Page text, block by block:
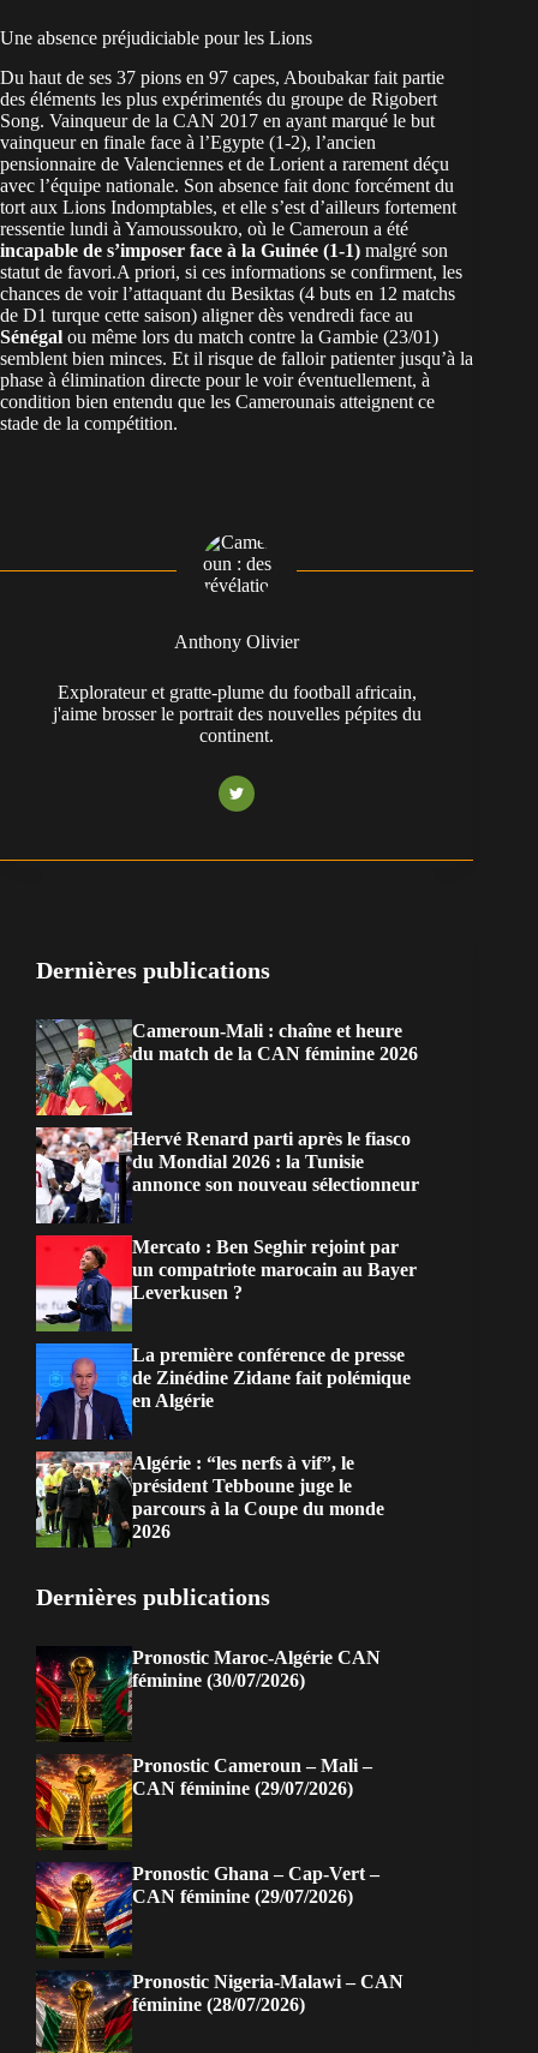
Une absence préjudiciable pour les Lions
Du haut de ses 37 pions en 97 capes, Aboubakar fait partie
des éléments les plus expérimentés du groupe de Rigobert
Song. Vainqueur de la CAN 2017 en ayant marqué le but
vainqueur en finale face à l’Egypte (1-2), l’ancien
pensionnaire de Valenciennes et de Lorient a rarement déçu
avec l’équipe nationale. Son absence fait donc forcément du
tort aux Lions Indomptables, et elle s’est d’ailleurs fortement
ressentie lundi à Yamoussoukro, où le Cameroun a été
incapable de s’imposer face à la Guinée (1-1) malgré son
statut de favori.A priori, si ces informations se confirment, les
chances de voir l’attaquant du Besiktas (4 buts en 12 matchs
de D1 turque cette saison) aligner dès vendredi face au
Sénégal ou même lors du match contre la Gambie (23/01)
semblent bien minces. Et il risque de falloir patienter jusqu’à la
phase à élimination directe pour le voir éventuellement, à
condition bien entendu que les Camerounais atteignent ce
stade de la compétition.
Anthony Olivier
Explorateur et gratte-plume du football africain,
j'aime brosser le portrait des nouvelles pépites du
continent.
Dernières publications
Cameroun-Mali : chaîne et heure
du match de la CAN féminine 2026
Hervé Renard parti après le fiasco
du Mondial 2026 : la Tunisie
annonce son nouveau sélectionneur
Mercato : Ben Seghir rejoint par
un compatriote marocain au Bayer
Leverkusen ?
La première conférence de presse
de Zinédine Zidane fait polémique
en Algérie
Algérie : “les nerfs à vif”, le
président Tebboune juge le
parcours à la Coupe du monde
2026
Dernières publications
Pronostic Maroc-Algérie CAN
féminine (30/07/2026)
Pronostic Cameroun – Mali –
CAN féminine (29/07/2026)
Pronostic Ghana – Cap-Vert –
CAN féminine (29/07/2026)
Pronostic Nigeria-Malawi – CAN
féminine (28/07/2026)